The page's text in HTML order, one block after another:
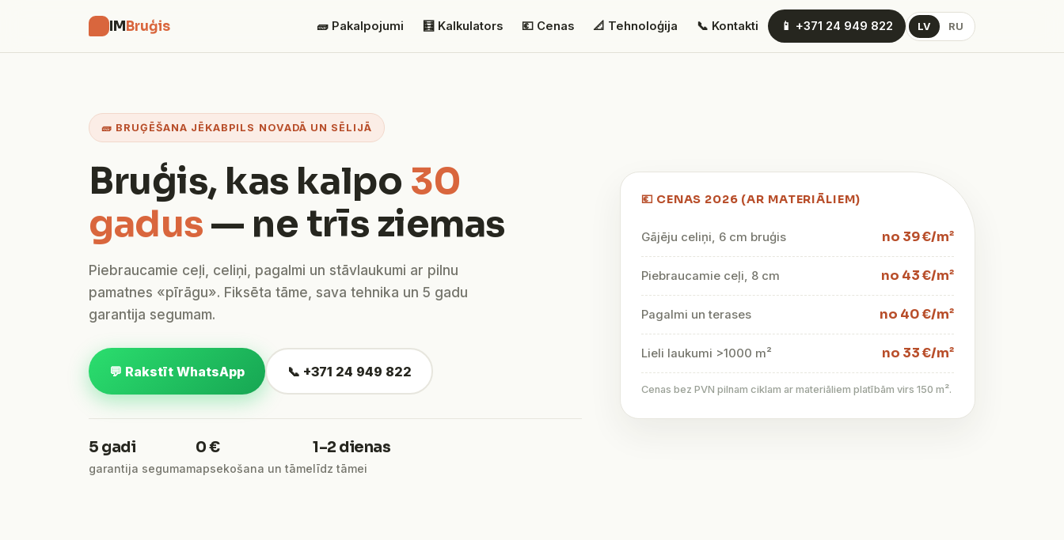
IMBruģis 🧱 Pakalpojumi 🧮 Kalkulators 💶 Cenas 📐 Tehnoloģija 📞 Kontakti 📱 +371 24 949 822 LV RU
🧱 BRUĢĒŠANA JĒKABPILS NOVADĀ UN SĒLIJĀ
Bruģis, kas kalpo 30
gadus— ne trīs ziemas
Piebraucamie ceļi, celiņi, pagalmi un stāvlaukumi ar pilnu
pamatnes «pīrāgu». Fiksēta tāme, sava tehnika un 5 gadu
garantija segumam.
💬 Rakstīt WhatsApp 📞 +371 24 949 822
5 gadi
garantija segumam
0 €
apsekošana un tāme
1–2 dienas
līdz tāmei
💶 CENAS 2026 (AR MATERIĀLIEM)
Gājēju celiņi, 6 cm bruģis no 39 €/m²
Piebraucamie ceļi, 8 cm no 43 €/m²
Pagalmi un terases no 40 €/m²
Lieli laukumi >1000 m² no 33 €/m²
Cenas bez PVN pilnam ciklam ar materiāliem platībām virs 150 m².